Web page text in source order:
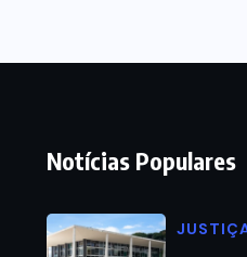
Notícias Populares